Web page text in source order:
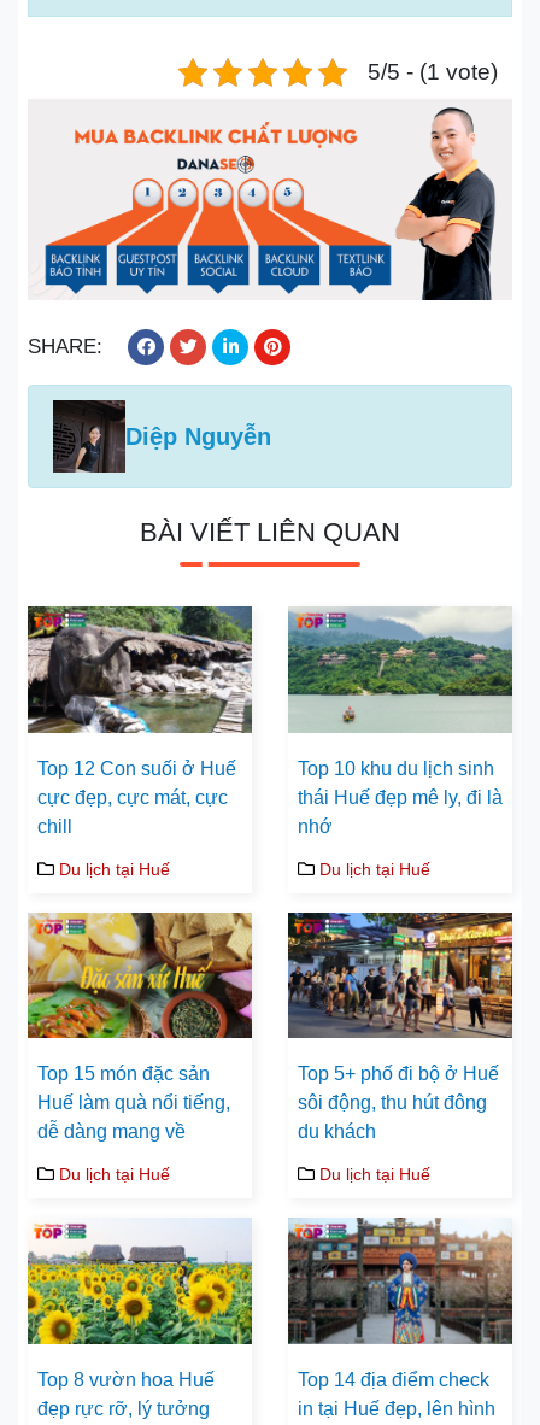
5/5 - (1 vote)
SHARE:
Diệp Nguyễn
BÀI VIẾT LIÊN QUAN
Top 12 Con suối ở Huế
cực đẹp, cực mát, cực
chill
Du lịch tại Huế
Top 10 khu du lịch sinh
thái Huế đẹp mê ly, đi là
nhớ
Du lịch tại Huế
Top 15 món đặc sản
Huế làm quà nổi tiếng,
dễ dàng mang về
Du lịch tại Huế
Top 5+ phố đi bộ ở Huế
sôi động, thu hút đông
du khách
Du lịch tại Huế
Top 8 vườn hoa Huế
đẹp rực rỡ, lý tưởng
Top 14 địa điểm check
in tại Huế đẹp, lên hình